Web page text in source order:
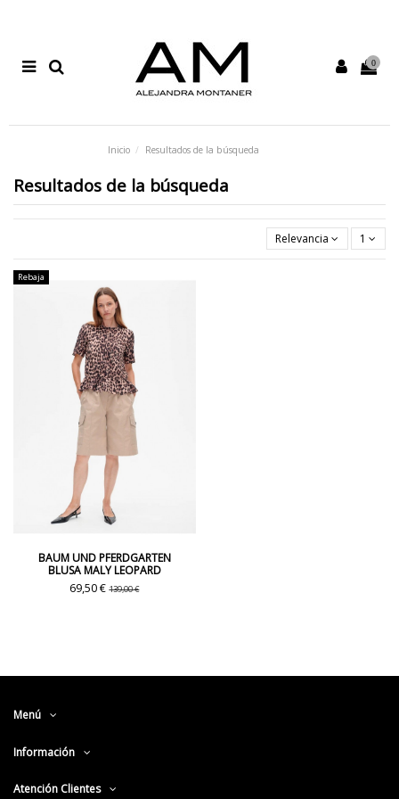
0
Inicio Resultados de la búsqueda
Resultados de la búsqueda
Relevancia 1
Rebaja
BAUM UND PFERDGARTEN
BLUSA MALY LEOPARD
69,50 €139,00 €
Menú
Información
Atención Clientes